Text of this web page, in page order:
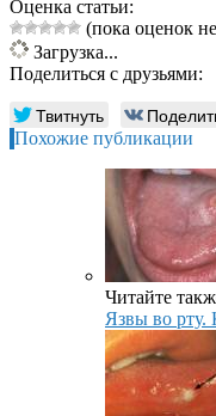
Оценка статьи:
(пока оценок
Загрузка...
Поделиться с друзьями:
Твитнуть
Похожие публикации
Читайте
Язвы во рту.